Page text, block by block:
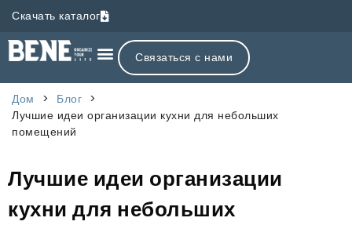
Скачать каталог
Связаться с нами
Дом > Блог >
Лучшие идеи организации кухни для небольших
помещений
Лучшие идеи организации
кухни для небольших